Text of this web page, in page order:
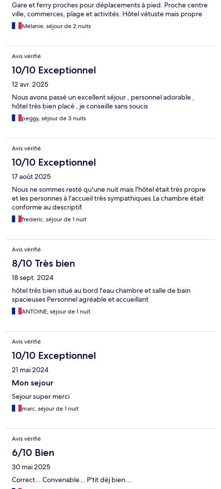
Gare et ferry proches pour déplacements à pied. Proche centre
ville, commerces, plage et activités. Hôtel vétuste mais propre
Mélanie, séjour de 2 nuits
Avis vérifié
10/10 Exceptionnel
12 avr. 2025
Nous avons passé un excellent séjour , personnel adorable ,
hôtel très bien placé , je conseille sans soucis
peggy, séjour de 3 nuits
Avis vérifié
10/10 Exceptionnel
17 août 2025
Nous ne sommes resté qu'une nuit mais l'hôtel était très propre
et les personnes à l’accueil très sympathiques.La chambre était
conforme au descriptif.
frederic, séjour de 1 nuit
Avis vérifié
8/10 Très bien
18 sept. 2024
hôtel très bien situé au bord l'eau chambre et salle de bain
spacieuses Personnel agréable et accueillant
ANTOINE, séjour de 1 nuit
Avis vérifié
10/10 Exceptionnel
21 mai 2024
Mon sejour
Sejour super merci
marc, séjour de 1 nuit
Avis vérifié
6/10 Bien
30 mai 2025
Correct... Convenable... P'tit déj bien...